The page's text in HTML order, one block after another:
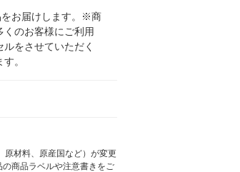
をお届けします。※商
のお客様にご利用
をさせていただく
。
原材料、原産国など）が変更
商品ラベルや注意書きをご